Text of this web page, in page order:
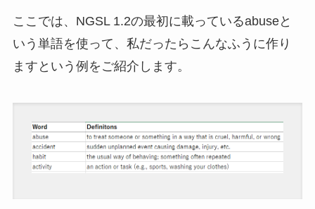
ここでは、 NGSL 1.2の最初に載っているabuseと
いう単語を使って、私だったらこんなふうに作り
ますという例をご紹介します。